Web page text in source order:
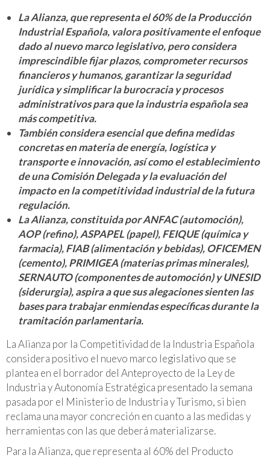
La Alianza, que representa el 60% de la Producción
Industrial Española, valora positivamente el enfoque
dado al nuevo marco legislativo, pero considera
imprescindible fijar plazos, comprometer recursos
financieros y humanos, garantizar la seguridad
jurídica y simplificar la burocracia y procesos
administrativos para que la industria española sea
más competitiva.
También considera esencial que defina medidas
concretas en materia de energía, logística y
transporte e innovación, así como el establecimiento
de una Comisión Delegada y la evaluación del
impacto en la competitividad industrial de la futura
regulación.
La Alianza, constituida por ANFAC (automoción),
AOP (refino), ASPAPEL (papel), FEIQUE (química y
farmacia), FIAB (alimentación y bebidas), OFICEMEN
(cemento), PRIMIGEA (materias primas minerales),
SERNAUTO (componentes de automoción) y UNESID
(siderurgia), aspira a que sus alegaciones sienten las
bases para trabajar enmiendas específicas durante la
tramitación parlamentaria.
La Alianza por la Competitividad de la Industria Española
considera positivo el nuevo marco legislativo que se
plantea en el borrador del Anteproyecto de la Ley de
Industria y Autonomía Estratégica presentado la semana
pasada por el Ministerio de Industria y Turismo, si bien
reclama una mayor concreción en cuanto a las medidas y
herramientas con las que deberá materializarse.
Para la Alianza, que representa al 60% del Producto